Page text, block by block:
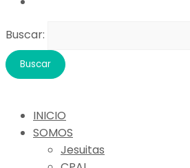
Buscar:
INICIO
SOMOS
Jesuitas